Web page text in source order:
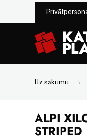
Uz sākumu
ALPI
STRIPED